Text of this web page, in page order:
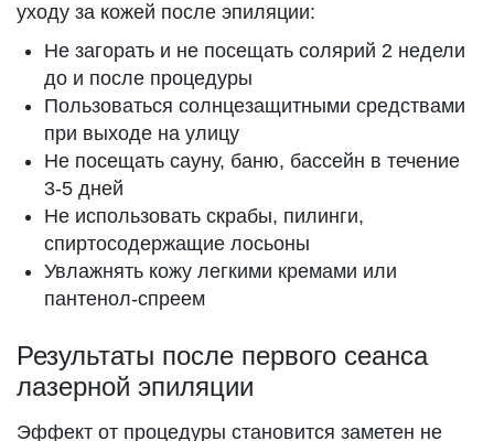
уходу за кожей после эпиляции:
Не загорать и не посещать солярий 2 недели
до и после процедуры
Пользоваться солнцезащитными средствами
при выходе на улицу
Не посещать сауну, баню, бассейн в течение
3-5 дней
Не использовать скрабы, пилинги,
спиртосодержащие лосьоны
Увлажнять кожу легкими кремами или
пантенол-спреем
Результаты после первого сеанса
лазерной эпиляции
Эффект от процедуры становится заметен не